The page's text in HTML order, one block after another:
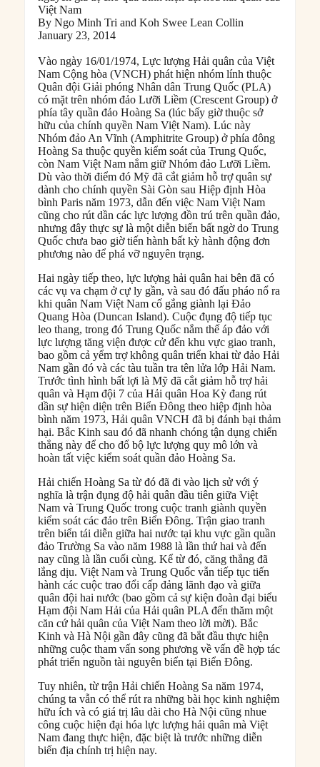
Việt Nam
By Ngo Minh Tri and Koh Swee Lean Collin
January 23, 2014
Vào ngày 16/01/1974, Lực lượng Hải quân của Việt
Nam Cộng hòa (VNCH) phát hiện nhóm lính thuộc
Quân đội Giải phóng Nhân dân Trung Quốc (PLA)
có mặt trên nhóm đảo Lưỡi Liềm (Crescent Group) ở
phía tây quần đảo Hoàng Sa (lúc bấy giờ thuộc sở
hữu của chính quyền Nam Việt Nam). Lúc này
Nhóm đảo An Vĩnh (Amphitrite Group) ở phía đông
Hoàng Sa thuộc quyền kiểm soát của Trung Quốc,
còn Nam Việt Nam nắm giữ Nhóm đảo Lưỡi Liềm.
Dù vào thời điểm đó Mỹ đã cắt giảm hỗ trợ quân sự
dành cho chính quyền Sài Gòn sau Hiệp định Hòa
bình Paris năm 1973, dẫn đến việc Nam Việt Nam
cũng cho rút dần các lực lượng đồn trú trên quần đảo,
nhưng đây thực sự là một diễn biến bất ngờ do Trung
Quốc chưa bao giờ tiến hành bất kỳ hành động đơn
phương nào để phá vỡ nguyên trạng.
Hai ngày tiếp theo, lực lượng hải quân hai bên đã có
các vụ va chạm ở cự ly gần, và sau đó đấu pháo nổ ra
khi quân Nam Việt Nam cố gắng giành lại Đảo
Quang Hòa (Duncan Island). Cuộc đụng độ tiếp tục
leo thang, trong đó Trung Quốc nắm thế áp đảo với
lực lượng tăng viện được cử đến khu vực giao tranh,
bao gồm cả yểm trợ không quân triển khai từ đảo Hải
Nam gần đó và các tàu tuần tra tên lửa lớp Hải Nam.
Trước tình hình bất lợi là Mỹ đã cắt giảm hỗ trợ hải
quân và Hạm đội 7 của Hải quân Hoa Kỳ đang rút
dần sự hiện diện trên Biển Đông theo hiệp định hòa
bình năm 1973, Hải quân VNCH đã bị đánh bại thảm
hại. Bắc Kinh sau đó đã nhanh chóng tận dụng chiến
thắng này để cho đổ bộ lực lượng quy mô lớn và
hoàn tất việc kiểm soát quần đảo Hoàng Sa.
Hải chiến Hoàng Sa từ đó đã đi vào lịch sử với ý
nghĩa là trận đụng độ hải quân đầu tiên giữa Việt
Nam và Trung Quốc trong cuộc tranh giành quyền
kiểm soát các đảo trên Biển Đông. Trận giao tranh
trên biển tái diễn giữa hai nước tại khu vực gần quần
đảo Trường Sa vào năm 1988 là lần thứ hai và đến
nay cũng là lần cuối cùng. Kể từ đó, căng thẳng đã
lắng dịu. Việt Nam và Trung Quốc vẫn tiếp tục tiến
hành các cuộc trao đổi cấp đảng lãnh đạo và giữa
quân đội hai nước (bao gồm cả sự kiện đoàn đại biểu
Hạm đội Nam Hải của Hải quân PLA đến thăm một
căn cứ hải quân của Việt Nam theo lời mời). Bắc
Kinh và Hà Nội gần đây cũng đã bắt đầu thực hiện
những cuộc tham vấn song phương về vấn đề hợp tác
phát triển nguồn tài nguyên biển tại Biển Đông.
Tuy nhiên, từ trận Hải chiến Hoàng Sa năm 1974,
chúng ta vẫn có thể rút ra những bài học kinh nghiệm
hữu ích và có giá trị lâu dài cho Hà Nội cũng nhue
công cuộc hiện đại hóa lực lượng hải quân mà Việt
Nam đang thực hiện, đặc biệt là trước những diễn
biến địa chính trị hiện nay.